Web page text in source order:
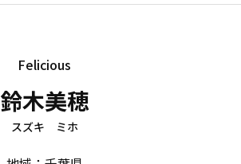
Felicious
鈴木美穂
スズキ ミホ